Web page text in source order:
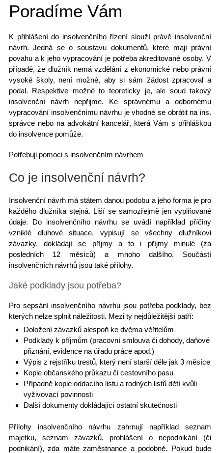
Poradíme Vám
K přihlášení do insolvenčního řízení slouží právě insolvenční
návrh. Jedná se o soustavu dokumentů, které mají právní
povahu a k jeho vypracování je potřeba akreditované osoby. V
případě, že dlužník nemá vzdělání z ekonomické nebo právní
vysoké školy, není možné, aby si sám žádost zpracoval a
podal. Respektive možné to teoreticky je, ale soud takový
insolvenční návrh nepřijme. Ke správnému a odbornému
vypracování insolvenčnímu návrhu je vhodné se obrátit na ins.
správce nebo na advokátní kancelář, která Vám s přihláškou
do insolvencepomůže.
Potřebuji pomoci s insolvenčním návrhem
Co je insolvenční návrh?
Insolvenční návrh má státem danou podobu a jeho forma je pro
každého dlužníka stejná. Liší se samozřejmě jen vyplňované
údaje. Do insolvenčního návrhu se uvádí například příčiny
vzniklé dluhové situace, vypisují se všechny dlužníkovi
závazky, dokládají se příjmy a to i příjmy minulé (za
posledních 12 měsíců) a mnoho dalšího. Součástí
insolvenčních návrhůjsou také přílohy.
Jaké podklady jsou potřeba?
Pro sepsání insolvenčního návrhu jsou potřeba podklady, bez
kterých nelze splnit náležitosti. Mezi ty nejdůležitější patří:
Doložení závazků alespoň ke dvěma věřitelům
Podklady k příjmům (pracovní smlouva či dohody, daňové
přiznání, evidence na úřadu práce apod.)
Výpis z rejstříku trestů, který není starší déle jak 3 měsíce
Kopie občanského průkazu či cestovního pasu
Případně kopie oddacího listu a rodných listů dětí kvůli
vyživovací povinnosti
Další dokumenty dokládající ostatní skutečnosti
Přílohy insolvenčního návrhu zahrnují například seznam
majetku, seznam závazků, prohlášení o nepodnikání (či
podnikání), zda máte zaměstnance a podobně. Pokud bude